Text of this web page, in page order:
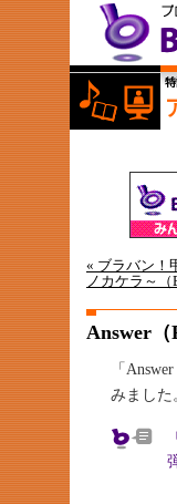
« ブラバン！
ノカケラ～（
Answer（
「
みました